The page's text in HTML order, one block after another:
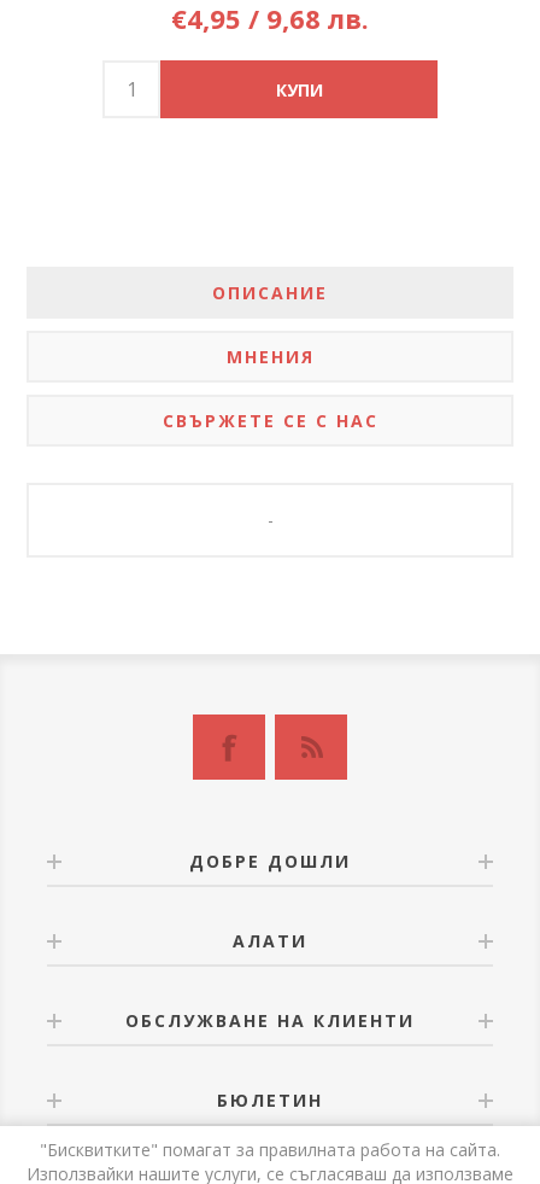
€4,95 / 9,68 лв.
ОПИСАНИЕ
МНЕНИЯ
СВЪРЖЕТЕ СЕ С НАС
-
ДОБРЕ ДОШЛИ
АЛАТИ
ОБСЛУЖВАНЕ НА КЛИЕНТИ
БЮЛЕТИН
"Бисквитките" помагат за правилната работа на сайта.
Използвайки нашите услуги, се съгласяваш да използваме